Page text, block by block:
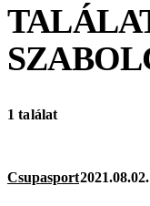
1 találat
Csupasport